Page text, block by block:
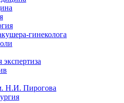
гинеколога
Н.И. Пирогова